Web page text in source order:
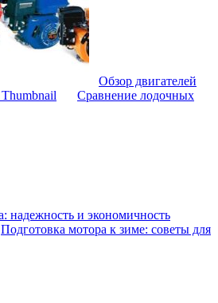
Обзор двигателей
Сравнение лодочных
надежность и экономичность
Подготовка мотора к зиме: советы для